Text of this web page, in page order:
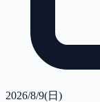
2026/8/9(日)